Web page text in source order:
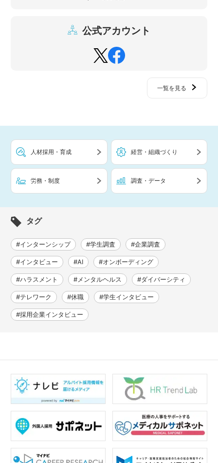
公式アカウント
一覧を見る
人材採用・育成 経営・組織づくり
労務・制度 調査・データ
タグ
#インターンシップ #学生調査 #企業調査
#インタビュー #AI #オンボーディング
#ハラスメント #メンタルヘルス #ダイバーシティ
#テレワーク #休職 #学生インタビュー
#採用企業インタビュー